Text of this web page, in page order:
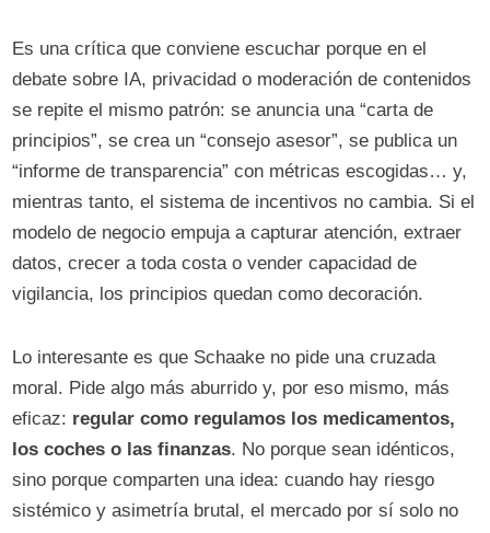
Es una crítica que conviene escuchar porque en el
debate sobre IA, privacidad o moderación de contenidos
se repite el mismo patrón: se anuncia una “carta de
principios”, se crea un “consejo asesor”, se publica un
“informe de transparencia” con métricas escogidas… y,
mientras tanto, el sistema de incentivos no cambia. Si el
modelo de negocio empuja a capturar atención, extraer
datos, crecer a toda costa o vender capacidad de
vigilancia, los principios quedan como decoración.
Lo interesante es que Schaake no pide una cruzada
moral. Pide algo más aburrido y, por eso mismo, más
eficaz: regular como regulamos los medicamentos,
los coches o las finanzas. No porque sean idénticos,
sino porque comparten una idea: cuando hay riesgo
sistémico y asimetría brutal, el mercado por sí solo no